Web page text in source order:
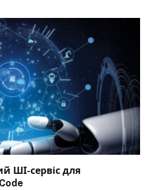
ШІ-сервіс для